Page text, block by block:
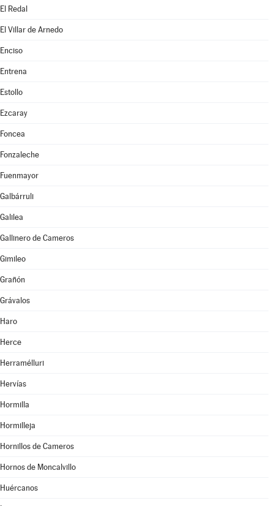
El Redal
El Villar de Arnedo
Enciso
Entrena
Estollo
Ezcaray
Foncea
Fonzaleche
Fuenmayor
Galbárruli
Galilea
Gallinero de Cameros
Gimileo
Grañón
Grávalos
Haro
Herce
Herramélluri
Hervías
Hormilla
Hormilleja
Hornillos de Cameros
Hornos de Moncalvillo
Huércanos